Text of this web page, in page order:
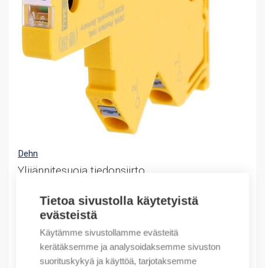
Tietoa sivustolla käytetyistä
evästeistä
Käytämme sivustollamme evästeitä
kerätäksemme ja analysoidaksemme sivuston
suorituskykyä ja käyttöä, tarjotaksemme
Dehn
Ylijännitesuoja tiedonsiirto
121,93€/ myyntierä
Myyntierä sis. 1 KPL
Varastossa